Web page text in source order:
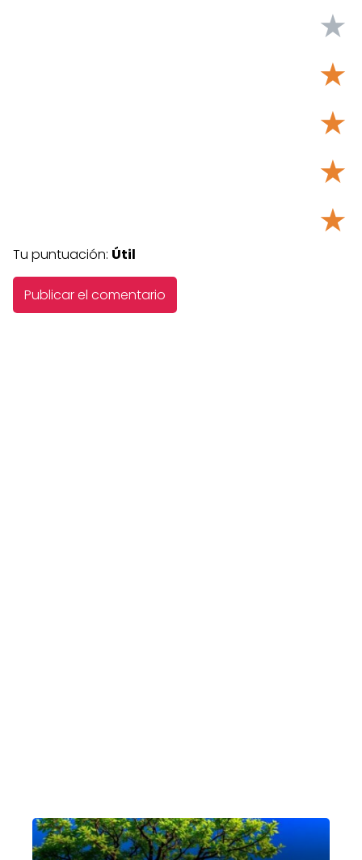
★
★
★
★
★
Tu puntuación: Útil